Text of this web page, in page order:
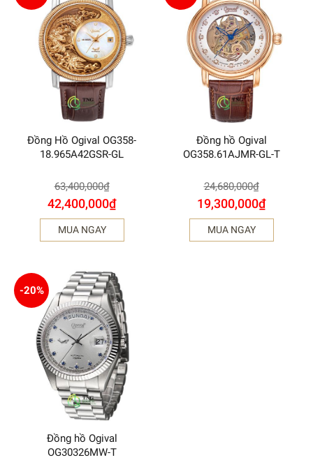
Đồng Hồ Ogival OG358-
18.965A42GSR-GL
63,400,000₫
42,400,000₫
MUA NGAY
Đồng hồ Ogival
OG358.61AJMR-GL-T
24,680,000₫
19,300,000₫
MUA NGAY
-20%
Đồng hồ Ogival
OG30326MW-T